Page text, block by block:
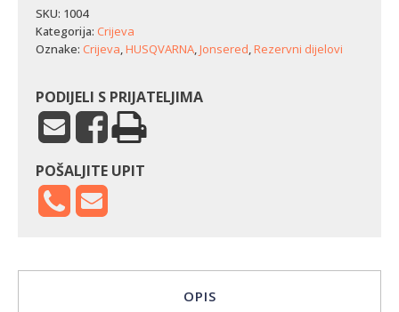
SKU: 1004
Kategorija: Crijeva
Oznake: Crijeva,HUSQVARNA,Jonsered,Rezervni dijelovi
PODIJELI S PRIJATELJIMA
POŠALJITE UPIT
OPIS